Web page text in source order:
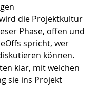
die Projektkultur
Phase, offen und
spricht, wer
können.
klar, mit welchen
sie ins Projekt